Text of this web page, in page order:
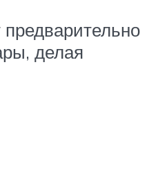
делая